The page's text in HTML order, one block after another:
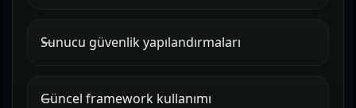
Sunucu güvenlik yapılandırmaları
Güncel framework kullanımı